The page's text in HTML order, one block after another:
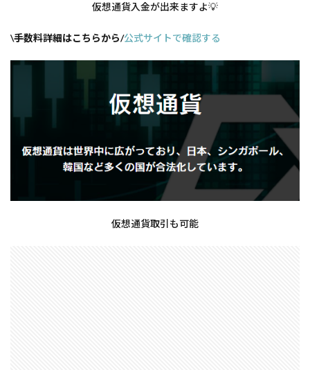
仮想通貨入金が出来ますよ💡
\手数料詳細はこちらから/公式サイトで確認する
仮想通貨取引も可能